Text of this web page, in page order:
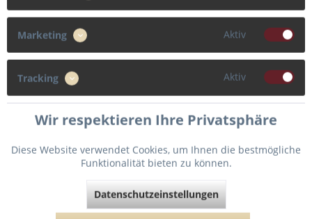
In den Warenkorb
Merken Fragen zum Artikel?
MJL062-2250-rouge-36
Marketing Aktiv
Tracking Aktiv
Wir respektieren Ihre Privatsphäre
Diese Website verwendet Cookies, um Ihnen die bestmögliche
Funktionalität bieten zu können.
Datenschutzeinstellungen